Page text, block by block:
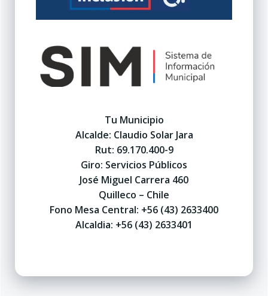
Tu Municipio
Alcalde: Claudio Solar Jara
Rut: 69.170.400-9
Giro: Servicios Públicos
José Miguel Carrera 460
Quilleco – Chile
Fono Mesa Central: +56 (43) 2633400
Alcaldia: +56 (43) 2633401